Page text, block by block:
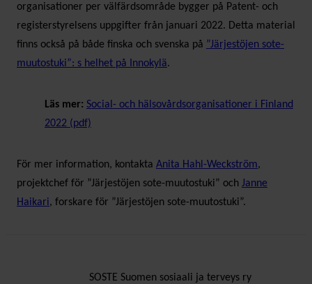
organisationer per välfärdsområde bygger på Patent- och
registerstyrelsens uppgifter från januari 2022. Detta material
finns också på både finska och svenska på ”Järjestöjen sote-
muutostuki”: s helhet på Innokylä.
Läs mer: Social- och hälsovårdsorganisationer i Finland
2022 (pdf)
För mer information, kontakta Anita Hahl-Weckström,
projektchef för ”Järjestöjen sote-muutostuki” och Janne
Haikari, forskare för ”Järjestöjen sote-muutostuki”.
SOSTE Suomen sosiaali ja terveys ry